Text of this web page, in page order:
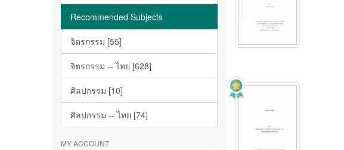
Recommended Subjects
จิตรกรรม [55]
จิตรกรรม -- ไทย [628]
ศิลปกรรม [10]
ศิลปกรรม -- ไทย [74]
MY ACCOUNT